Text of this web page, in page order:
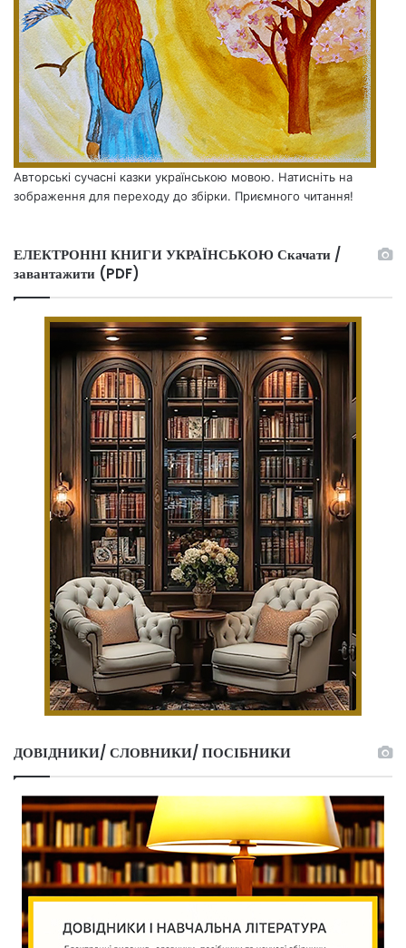
Авторські сучасні казки українською мовою. Натисніть на
зображення для переходу до збірки. Приємного читання!
ЕЛЕКТРОННІ КНИГИ УКРАЇНСЬКОЮ Скачати /
завантажити (PDF)
ДОВІДНИКИ/ СЛОВНИКИ/ ПОСІБНИКИ